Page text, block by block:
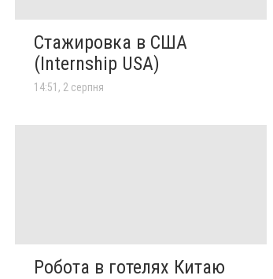
Стажировка в США
(Internship USA)
14:51, 2 серпня
Робота в готелях Китаю